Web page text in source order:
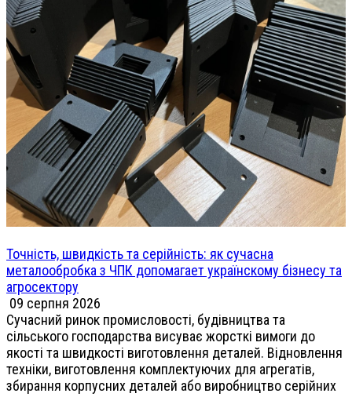
Точність, швидкість та серійність: як сучасна
металообробка з ЧПК допомагает українскому бізнесу та
агросектору
09 серпня 2026
Сучасний ринок промисловості, будівництва та
сільського господарства висуває жорсткі вимоги до
якості та швидкості виготовлення деталей. Відновлення
техніки, виготовлення комплектуючих для агрегатів,
збирання корпусних деталей або виробництво серійних